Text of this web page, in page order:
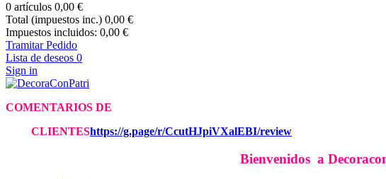
0 artículos 0,00 €
Total (impuestos inc.) 0,00 €
Impuestos incluidos: 0,00 €
Tramitar Pedido
Lista de deseos 0
Sign in
COMENTARIOS DE
CLIENTEShttps://g.page/r/CcutHJpiVXalEBI/review
Bienvenidos a